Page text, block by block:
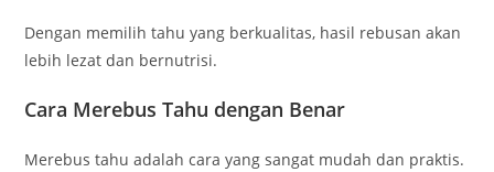
Dengan memilih tahu yang berkualitas, hasil rebusan akan
lebih lezat dan bernutrisi.
Cara Merebus Tahu dengan Benar
Merebus tahu adalah cara yang sangat mudah dan praktis.